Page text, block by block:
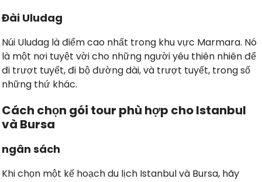
Đài Uludag
Núi Uludag là điểm cao nhất trong khu vực Marmara. Nó
là một nơi tuyệt vời cho những người yêu thiên nhiên để
đi trượt tuyết, đi bộ đường dài, và trượt tuyết, trong số
những thứ khác.
Cách chọn gói tour phù hợp cho Istanbul
và Bursa
ngân sách
Khi chọn một kế hoạch du lịch Istanbul và Bursa, hãy